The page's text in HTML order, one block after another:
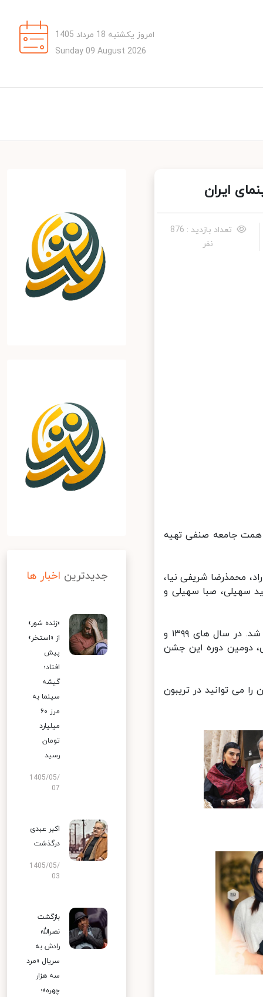
امروز یکشنبه 18 مرداد 1405
Sunday 09 August 2026
ایران
تعداد بازدید : 876
نفر
به همت جامعه صنفی تهیه
محمذرضا شریفی نیا،
سهیلی، صبا سهیلی و
نخستین دوره آیین سپاس تهیه کنندگان سینمای ایران سال ۱۳۹۸ برگزار شد. در سال های ۱۳۹۹ و
دومین دوره این جشن
می توانید در تریبون
جدیدترین اخبار ها
«زنده شور»
از «استخر»
پیش
افتاد؛
گیشه
سینما به
مرز ۶۰
میلیارد
تومان
رسید
1405/05/
07
اکبر عبدی
درگذشت
1405/05/
03
بازگشت
نصرالله
رادش به
سریال «مرد
سه هزار
چهره»؛